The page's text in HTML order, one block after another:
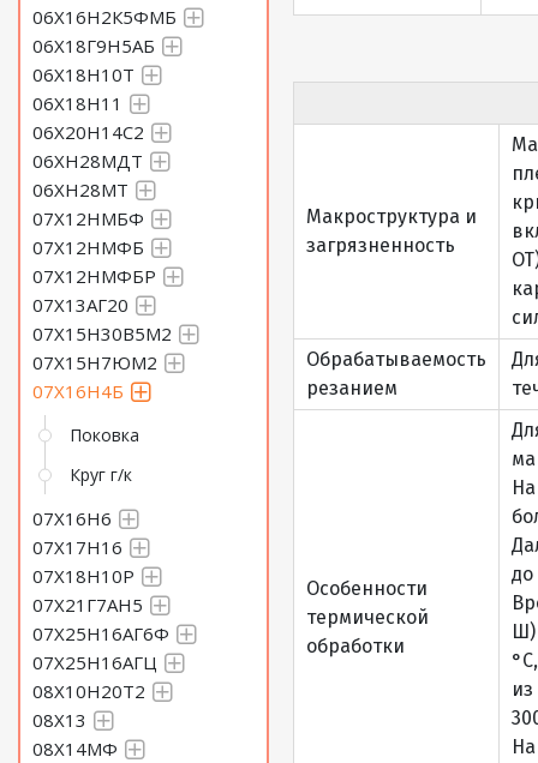
06Х16Н2К5ФМБ
06Х18Г9Н5АБ
06Х18Н10Т
06Х18Н11
06Х20Н14С2
06ХН28МДТ
06ХН28МТ
07Х12НМБФ
07Х12НМФБ
07Х12НМФБР
07Х13АГ20
07Х15Н30В5М2
07Х15Н7ЮМ2
07Х16Н4Б
Поковка
Круг г/к
07Х16Н6
07Х17Н16
07Х18Н10Р
07Х21Г7АН5
07Х25Н16АГ6Ф
07Х25Н16АГЦ
08Х10Н20Т2
08Х13
08Х14МФ
Макроструктура и
загрязненность
Обрабатываемость
резанием
Особенности
термической
обработки
до
Ш)